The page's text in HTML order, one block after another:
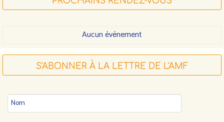
Aucun événement
S'ABONNER À LA LETTRE DE L'AMF